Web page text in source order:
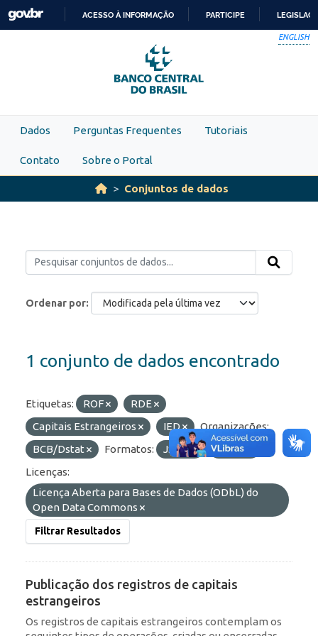
Skip to main content
PARA
O
CONTEÚDO
ACESSO À INFORMAÇÃO PARTICIPE
ENGLISH
Dados Perguntas Frequentes Tutoriais
Contato Sobre o Portal
Conjuntos de dados
Ordenar por
1 conjunto de dados encontrado
Etiquetas: ROF
RDE
Capitais Estrangeiros
IED
Organizações:
BCB/Dstat
Formatos: JSON
HTML
Licenças:
Licença Aberta para Bases de Dados (ODbL) do
Open Data Commons
Filtrar Resultados
Publicação dos registros de capitais
estrangeiros
Os registros de capitais estrangeiros contemplam os